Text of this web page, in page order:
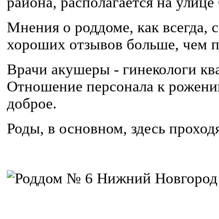
Мнения о роддоме, как
хороших отзывов больше, чем
Врачи акушеры - гинекологи
Отношение персонала к
доброе.
Роды, в основном, здесь